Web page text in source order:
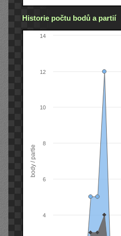
Historie počtu bodů a partií
body / partie
4
6
8
10
12
14